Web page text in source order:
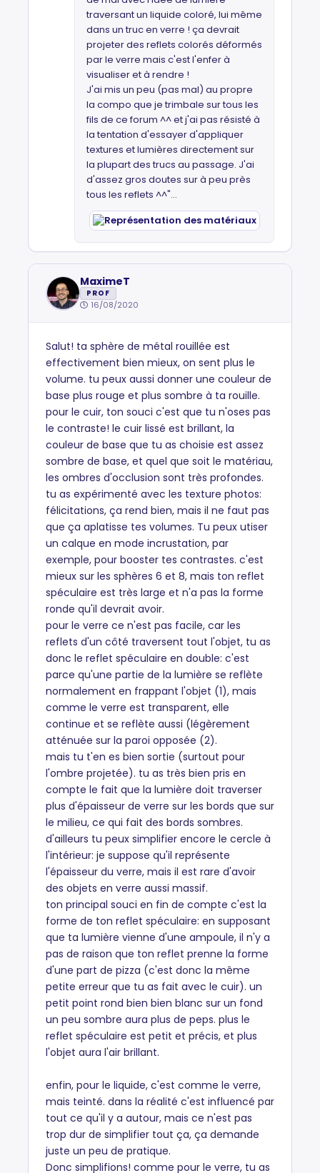
traversant un liquide coloré, lui même
dans un truc en verre ! ça devrait
projeter des reflets colorés déformés
par le verre mais c'est l'enfer à
visualiser et à rendre !
J'ai mis un peu (pas mal) au propre
la compo que je trimbale sur tous les
fils de ce forum ^^ et j'ai pas résisté à
la tentation d'essayer d'appliquer
textures et lumières directement sur
la plupart des trucs au passage. J'ai
d'assez gros doutes sur à peu près
tous les reflets ^^"...
MaximeT
PROF
16/08/2020
Salut! ta sphère de métal rouillée est
effectivement bien mieux, on sent plus le
volume. tu peux aussi donner une couleur de
base plus rouge et plus sombre à ta rouille.
pour le cuir, ton souci c'est que tu n'oses pas
le contraste! le cuir lissé est brillant, la
couleur de base que tu as choisie est assez
sombre de base, et quel que soit le matériau,
les ombres d'occlusion sont très profondes.
tu as expérimenté avec les texture photos:
félicitations, ça rend bien, mais il ne faut pas
que ça aplatisse tes volumes. Tu peux utiser
un calque en mode incrustation, par
exemple, pour booster tes contrastes. c'est
mieux sur les sphères 6 et 8, mais ton reflet
spéculaire est très large et n'a pas la forme
ronde qu'il devrait avoir.
pour le verre ce n'est pas facile, car les
reflets d'un côté traversent tout l'objet, tu as
donc le reflet spéculaire en double: c'est
parce qu'une partie de la lumière se reflète
normalement en frappant l'objet (1), mais
comme le verre est transparent, elle
continue et se reflète aussi (légèrement
atténuée sur la paroi opposée (2).
mais tu t'en es bien sortie (surtout pour
l'ombre projetée). tu as très bien pris en
compte le fait que la lumière doit traverser
plus d'épaisseur de verre sur les bords que sur
le milieu, ce qui fait des bords sombres.
d'ailleurs tu peux simplifier encore le cercle à
l'intérieur: je suppose qu'il représente
l'épaisseur du verre, mais il est rare d'avoir
des objets en verre aussi massif.
ton principal souci en fin de compte c'est la
forme de ton reflet spéculaire: en supposant
que ta lumière vienne d'une ampoule, il n'y a
pas de raison que ton reflet prenne la forme
d'une part de pizza (c'est donc la même
petite erreur que tu as fait avec le cuir). un
petit point rond bien bien blanc sur un fond
un peu sombre aura plus de peps. plus le
reflet spéculaire est petit et précis, et plus
l'objet aura l'air brillant.
enfin, pour le liquide, c'est comme le verre,
mais teinté. dans la réalité c'est influencé par
tout ce qu'il y a autour, mais ce n'est pas
trop dur de simplifier tout ça, ça demande
juste un peu de pratique.
Donc simplifions! comme pour le verre, tu as